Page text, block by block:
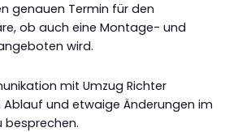
genauen Termin für den
ob auch eine Montage- und
wird.
mit Umzug Richter
und etwaige Änderungen im
besprechen.